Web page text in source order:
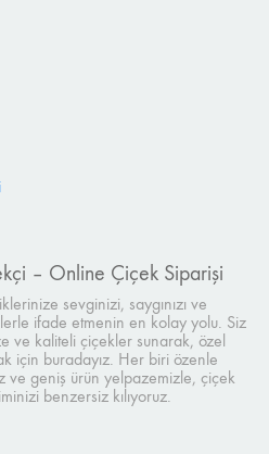
– Online Çiçek Siparişi
sevginizi, saygınızı ve
ifade etmenin en kolay yolu. Siz
ve kaliteli çiçekler sunarak, özel
için buradayız. Her biri özenle
ve geniş ürün yelpazemizle, çiçek
benzersiz kılıyoruz.